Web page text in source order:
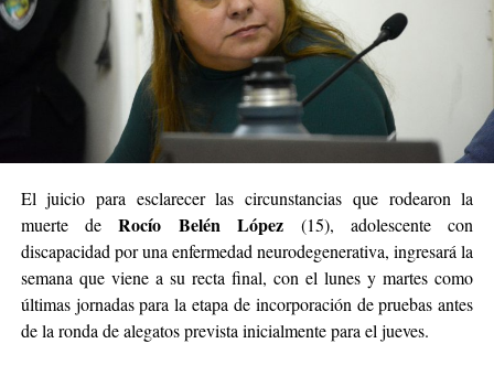
El juicio para esclarecer las circunstancias que rodearon la
muerte de Rocío Belén López (15), adolescente con
discapacidad por una enfermedad neurodegenerativa, ingresará la
semana que viene a su recta final, con el lunes y martes como
últimas jornadas para la etapa de incorporación de pruebas antes
de la ronda de alegatos prevista inicialmente para el jueves.